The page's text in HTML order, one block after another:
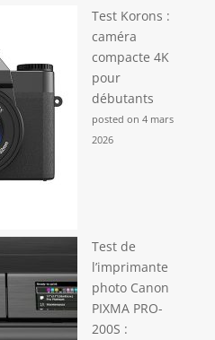
Test Korons :
caméra
compacte 4K
pour
débutants
posted on 4 mars
2026
Test de
l’imprimante
photo Canon
PIXMA PRO-
200S :